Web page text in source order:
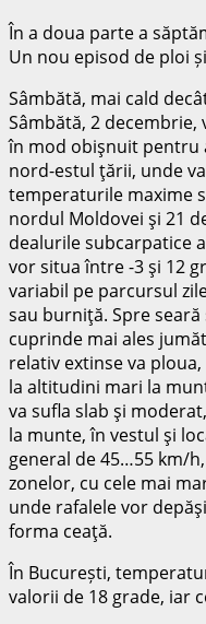
În a doua parte a
Un nou episod de ploi
Sâmbătă, mai cald
Sâmbătă, 2
în mod obişnuit pentru
nord-estul ţării, unde
temperaturile maxime
nordul Moldovei şi 21
dealurile subcarpatice
vor situa între -3 şi 12
variabil pe parcursul
sau burniţă. Spre
cuprinde mai ales
relativ extinse va
la altitudini mari la
va sufla slab şi
la munte, în vestul şi
general de 45…55 km/
zonelor, cu cele mai
unde rafalele vor
forma ceaţă.
În București,
valorii de 18 grade, iar